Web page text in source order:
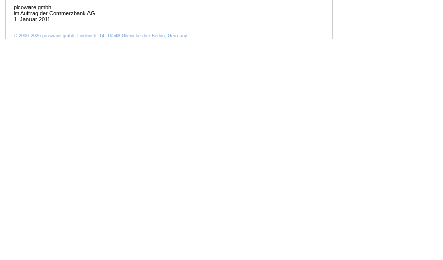
picoware gmbh
im Auftrag der Commerzbank AG
1. Januar 2011
© 2000-2026 picoware gmbh, Lindenstr. 14, 16548 Glienicke (bei Berlin), Germany